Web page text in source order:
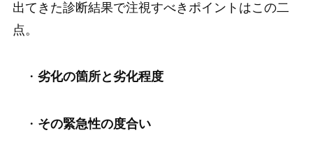
出てきた診断結果で注視すべきポイントはこの二
点。
・ 劣化の箇所と劣化程度
・ その緊急性の度合い